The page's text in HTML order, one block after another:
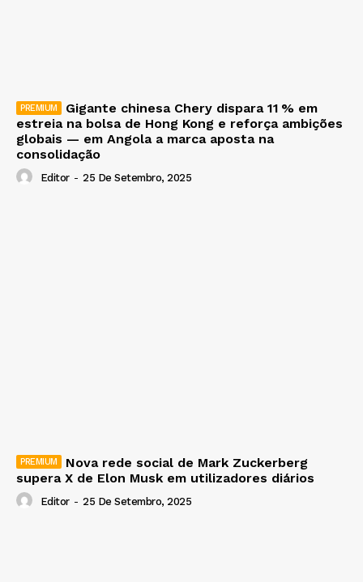
Gigante chinesa Chery dispara 11 % em
estreia na bolsa de Hong Kong e reforça ambições
globais — em Angola a marca aposta na
consolidação
Editor - 25 De Setembro, 2025
Nova rede social de Mark Zuckerberg
supera X de Elon Musk em utilizadores diários
Editor - 25 De Setembro, 2025